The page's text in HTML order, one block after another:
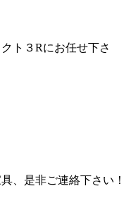
ト３Rにお任せ下さ
、是非ご連絡下さい！